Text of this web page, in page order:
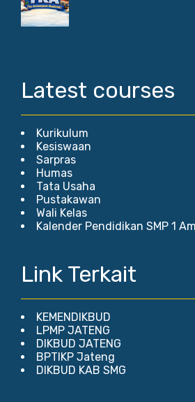
Latest courses
Kurikulum
Kesiswaan
Sarpras
Humas
Tata Usaha
Pustakawan
Wali Kelas
Kalender Pendidikan SMP 1
Link Terkait
KEMENDIKBUD
LPMP JATENG
DIKBUD JATENG
BPTIKP Jateng
DIKBUD KAB SMG